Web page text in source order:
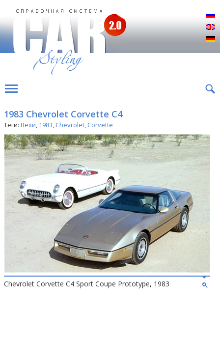
1983 Chevrolet Corvette C4
Теги: Вехи, 1983, Chevrolet, Corvette
Chevrolet Corvette C4 Sport Coupe Prototype, 1983